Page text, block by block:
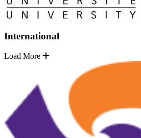
International
Load More